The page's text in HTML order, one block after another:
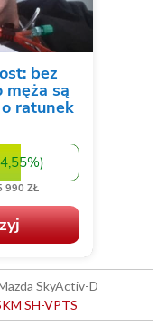
SkyActiv-D
SH-VPTS